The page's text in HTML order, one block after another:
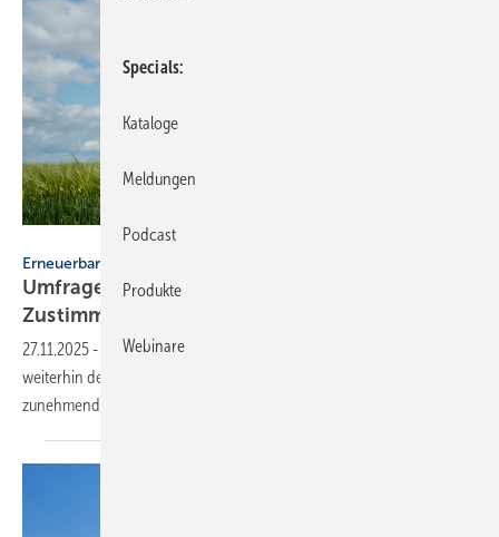
Erneuerbare Energien
Umfrage: Energie­wende wird sicht­barer –
Zustim­mung bleibt
27.11.2025 -
81 % der Deutschen be­für­wor­ten laut YouGov-Um­frage
weiter­hin den Aus­bau Erneuer­barer Ener­gien, die Energie­wende wird
zuneh­mend vor Ort
Specials
Kataloge
Meldungen
Podcast
Produkte
Webinare